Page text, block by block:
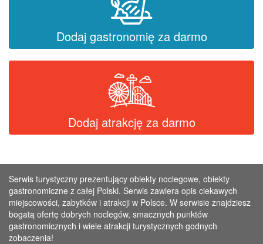
Dodaj gastronomię za darmo
Dodaj atrakcję za darmo
Serwis turystyczny prezentujący obiekty noclegowe, obiekty
gastronomiczne z całej Polski. Serwis zawiera opis ciekawych
miejscowości, zabytków i atrakcji w Polsce. W serwisie znajdziesz
bogatą ofertę dobrych noclegów, smacznych punktów
gastronomicznych i wiele atrakcji turystycznych godnych
zobaczenia!